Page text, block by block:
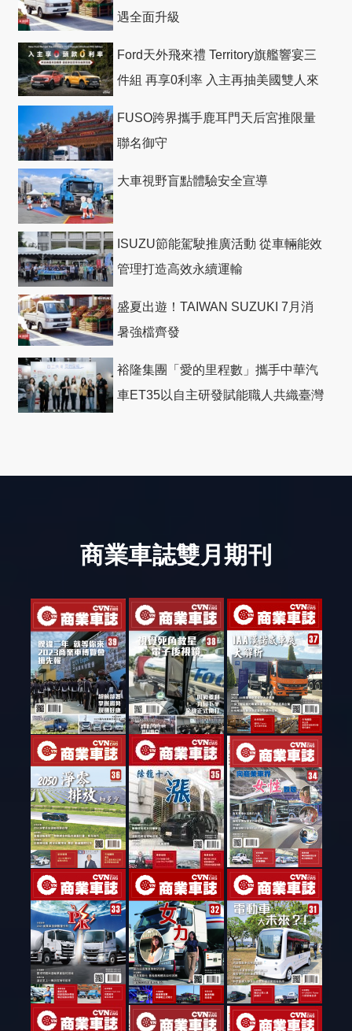
遇全面升級
Ford天外飛來禮 Territory旗艦響宴三
件組 再享0利率 入主再抽美國雙人來
FUSO跨界攜手鹿耳門天后宮推限量
聯名御守
大車視野盲點體驗安全宣導
ISUZU節能駕駛推廣活動 從車輛能效
管理打造高效永續運輸
盛夏出遊！TAIWAN SUZUKI 7月消
暑強檔齊發
裕隆集團「愛的里程數」攜手中華汽
車ET35以自主研發賦能職人共織臺灣
商業車誌雙月期刊